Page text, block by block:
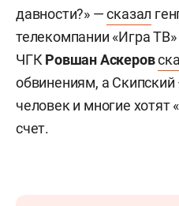
давности?» —сказал
телекомпании «Игра ТВ»
ЧГК Ровшан Аскеров
обвинениям, а
человек и многие хотят
счет.